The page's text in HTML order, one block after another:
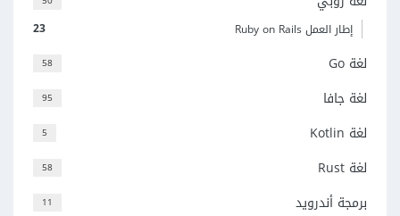
23 إطار العمل Ruby on Rails
58 لغة Go
95 لغة جافا
5 لغة Kotlin
58 لغة Rust
11 برمجة أندرويد